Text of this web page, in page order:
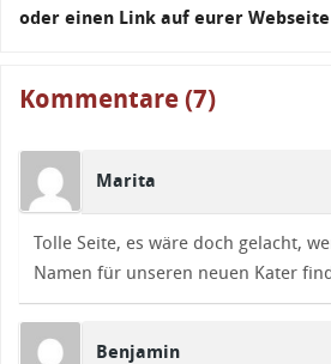
oder einen Link auf eurer
Kommentare (7)
Marita
Tolle Seite, es wäre doch gelacht,
Namen für unseren neuen Kater
Benjamin